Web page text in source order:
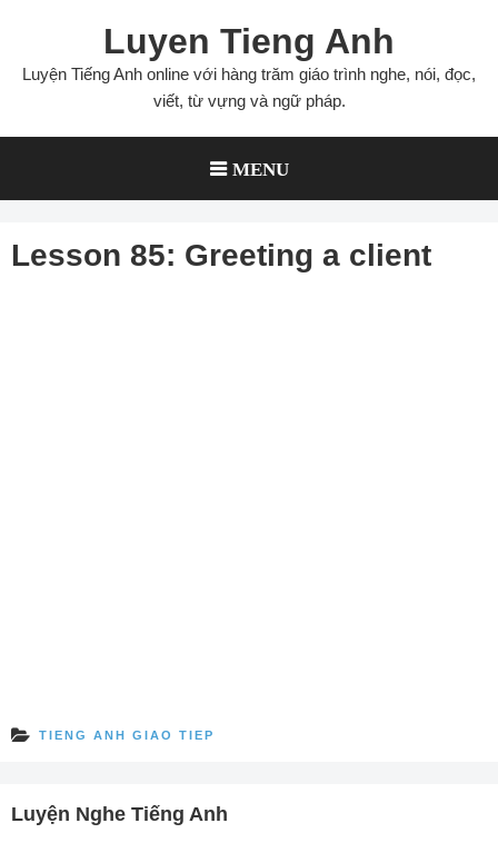
content
Luyen Tieng Anh
Luyện Tiếng Anh online với hàng trăm giáo trình nghe, nói, đọc,
viết, từ vựng và ngữ pháp.
MENU
Lesson 85: Greeting a client
TIENG ANH GIAO TIEP
Luyện Nghe Tiếng Anh